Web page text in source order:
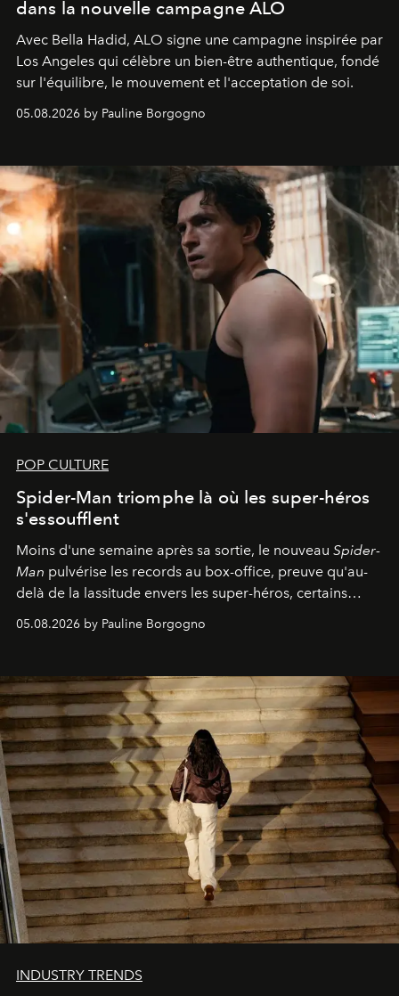
dans la nouvelle campagne ALO
Avec Bella Hadid, ALO signe une campagne inspirée par
Los Angeles qui célèbre un bien-être authentique, fondé
sur l'équilibre, le mouvement et l'acceptation de soi.
05.08.2026 by Pauline Borgogno
POP CULTURE
Spider-Man triomphe là où les super-héros
s'essoufflent
Moins d'une semaine après sa sortie, le nouveau Spider-
Man pulvérise les records au box-office, preuve qu'au-
delà de la lassitude envers les super-héros, certains
personnages continuent de susciter une ferveur intacte.
05.08.2026 by Pauline Borgogno
INDUSTRY TRENDS